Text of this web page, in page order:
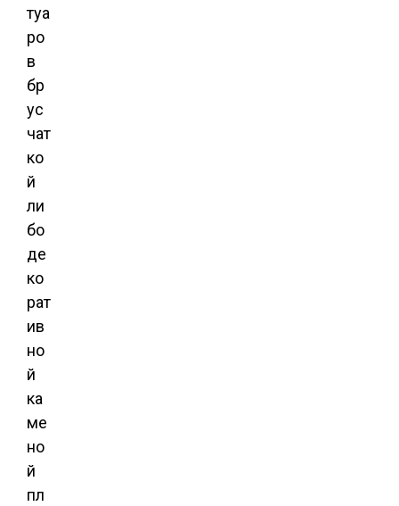
туа
ро
в
бр
ус
чат
ко
й
ли
бо
де
ко
рат
ив
но
й
ка
ме
но
й
пл